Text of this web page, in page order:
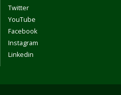
Twitter
YouTube
Facebook
Instagram
Linkedin